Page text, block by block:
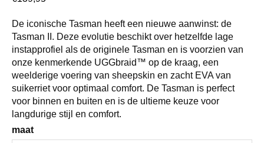
De iconische Tasman heeft een nieuwe aanwinst: de
Tasman II. Deze evolutie beschikt over hetzelfde lage
instapprofiel als de originele Tasman en is voorzien van
onze kenmerkende UGGbraid™ op de kraag, een
weelderige voering van sheepskin en zacht EVA van
suikerriet voor optimaal comfort. De Tasman is perfect
voor binnen en buiten en is de ultieme keuze voor
langdurige stijl en comfort.
maat